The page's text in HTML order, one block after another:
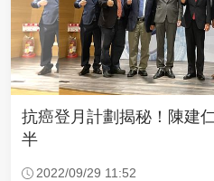
抗癌登月計劃揭秘！陳建
半
2022/09/29 11:52